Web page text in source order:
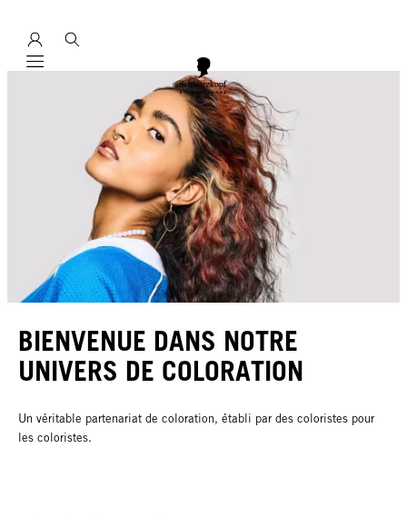
Mobile navigation
BIENVENUE DANS NOTRE
UNIVERS DE COLORATION
Un véritable partenariat de coloration, établi par des coloristes pour
les coloristes.